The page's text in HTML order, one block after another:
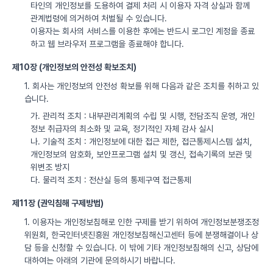
타인의 개인정보를 도용하여 결제 처리 시 이용자 자격 상실과 함께
관계법령에 의거하여 처벌될 수 있습니다.
이용자는 회사의 서비스를 이용한 후에는 반드시 로그인 계정을 종료
하고 웹 브라우저 프로그램을 종료해야 합니다.
제10장 (개인정보의 안전성 확보조치)
1. 회사는 개인정보의 안전성 확보를 위해 다음과 같은 조치를 취하고 있
습니다.
가. 관리적 조치 : 내부관리계획의 수립 및 시행, 전담조직 운영, 개인
정보 취급자의 최소화 및 교육, 정기적인 자체 감사 실시
나. 기술적 조치 : 개인정보에 대한 접근 제한, 접근통제시스템 설치,
개인정보의 암호화, 보안프로그램 설치 및 갱신, 접속기록의 보관 및
위변조 방지
다. 물리적 조치 : 전산실 등의 통제구역 접근통제
제11장 (권익침해 구제방법)
1. 이용자는 개인정보침해로 인한 구제를 받기 위하여 개인정보분쟁조정
위원회, 한국인터넷진흥원 개인정보침해신고센터 등에 분쟁해결이나 상
담 등을 신청할 수 있습니다. 이 밖에 기타 개인정보침해의 신고, 상담에
대하여는 아래의 기관에 문의하시기 바랍니다.